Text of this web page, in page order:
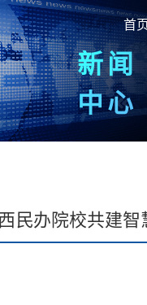
首
新闻
中心
民办院校共建智